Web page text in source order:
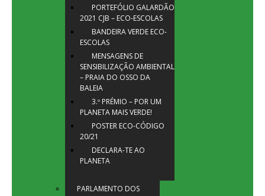
PORTEFÓLIO GALARDÃO
2021 CJB – ECO-ESCOLAS
BANDEIRA VERDE ECO-
ESCOLAS
MENSAGENS DE
SENSIBILIZAÇÃO AMBIENTAL
– PRAIA DO OSSO DA
BALEIA
3.º PRÉMIO – POR UM
PLANETA MAIS VERDE!
POSTER ECO-CÓDIGO
20/21
DECLARA-TE AO
PLANETA
PARLAMENTO DOS